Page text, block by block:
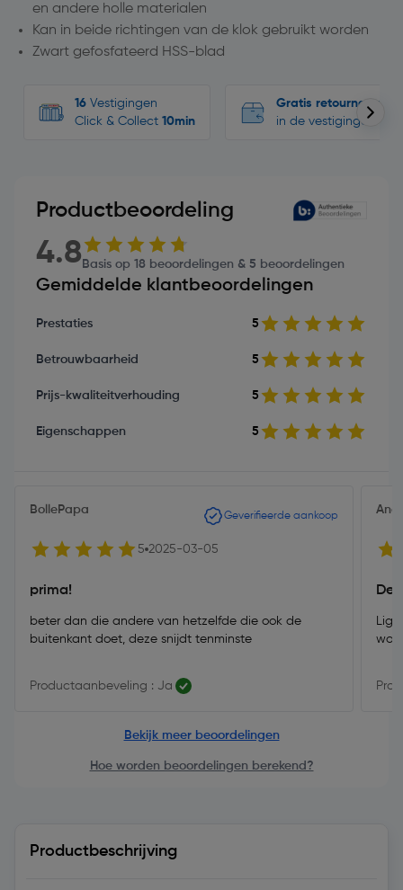
en andere holle materialen
Kan in beide richtingen van de klok gebruikt worden
Zwart gefosfateerd HSS-blad
16 Vestigingen
Click & Collect 10min
Gratis retourneren
in de vestigingen
Productbeoordeling
4.8 Basis op 18 beoordelingen & 5 beoordelingen
Gemiddelde klantbeoordelingen
Prestaties 5
Betrouwbaarheid 5
Prijs-kwaliteitverhouding 5
Eigenschappen 5
BollePapa Geverifieerde aankoop
5 2025-03-05
prima!
beter dan die andere van hetzelfde die ook de
buitenkant doet, deze snijdt tenminste
Productaanbeveling : Ja
Ligt
Bekijk meer beoordelingen
Hoe worden beoordelingen berekend?
Productbeschrijving